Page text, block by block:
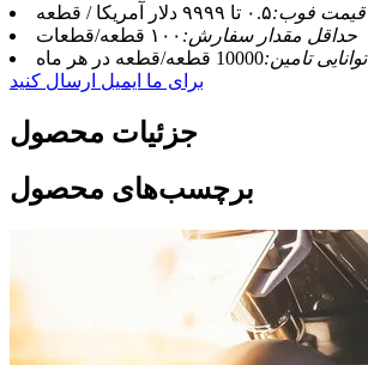
قیمت فوب:۰.۵ تا ۹۹۹۹ دلار آمریکا / قطعه
حداقل مقدار سفارش: ۱۰۰ قطعه/قطعات
توانایی تامین:10000 قطعه/قطعه در هر ماه
برای ما ایمیل ارسال کنید
جزئیات محصول
برچسب‌های محصول